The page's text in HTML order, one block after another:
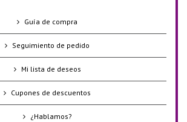
Guía de compra
Seguimiento de pedido
Mi lista de deseos
Cupones de descuentos
¿Hablamos?